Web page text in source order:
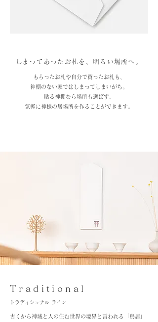
​しまってあったお札を、明るい場所へ。
もらったお札や自分で買ったお札も、
神棚のない家ではしまってしまいがち。
貼る神棚なら場所も選ばず、
気軽に神様の居場所を作ることができます。
Traditional
​トラディショナル ライン
古くから神域と人の住む世界の境界と言われる「鳥居」